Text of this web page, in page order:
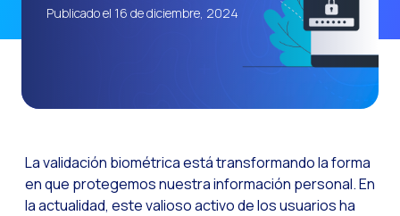
Maximizando el ROI
La fricción
Canal de Voz
Automatización:
Historia e impacto
Publicado el 16 de diciembre, 2024
La validación biométrica está transformando la forma
en que protegemos nuestra información personal. En
la actualidad, este valioso activo de los usuarios ha